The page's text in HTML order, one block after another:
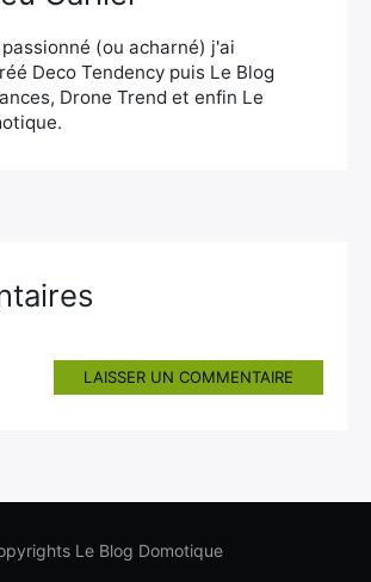
(ou acharné) j'ai
Deco Tendency puis Le Blog
Drone Trend et enfin Le
LAISSER UN COMMENTAIRE
Le Blog Domotique